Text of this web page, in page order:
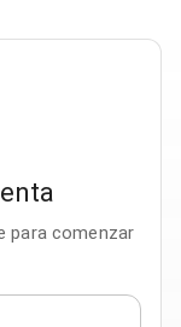
para comenzar